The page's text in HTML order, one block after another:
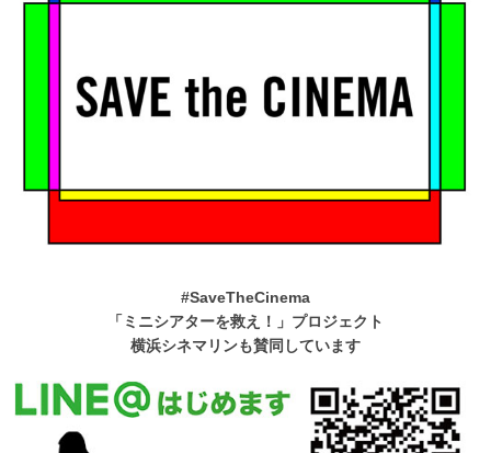
#SaveTheCinema
「ミニシアターを救え！」プロジェクト
横浜シネマリンも賛同しています